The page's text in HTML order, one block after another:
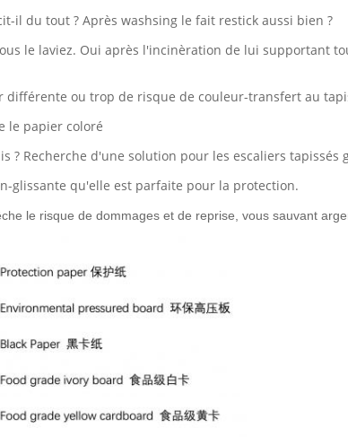
il du tout ? Après washsing le fait restick aussi bien ?
le laviez. Oui après l'incinèration de lui supportant
ou trop de risque de couleur-transfert au
le papier coloré
? Recherche d'une solution pour les escaliers tapissés
glissante qu'elle est parfaite pour la protection.
le risque de dommages et de reprise, vous sauvant